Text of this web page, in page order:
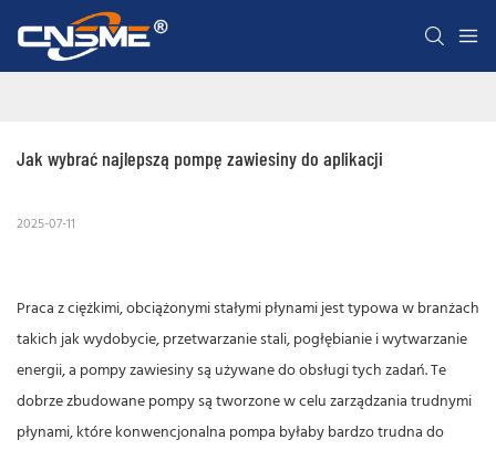
Jak wybrać najlepszą pompę zawiesiny do aplikacji
2025-07-11
Praca z ciężkimi, obciążonymi stałymi płynami jest typowa w branżach
takich jak wydobycie, przetwarzanie stali, pogłębianie i wytwarzanie
energii, a pompy zawiesiny są używane do obsługi tych zadań. Te
dobrze zbudowane pompy są tworzone w celu zarządzania trudnymi
płynami, które konwencjonalna pompa byłaby bardzo trudna do